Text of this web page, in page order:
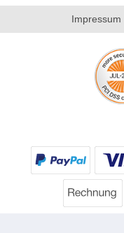
Impressum